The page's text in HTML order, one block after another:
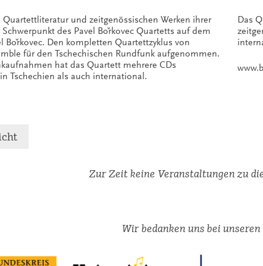
Quartettliteratur und zeitgenössischen Werken ihrer
des Pavel Bořkovec Quartetts auf dem
Bořkovec. Den kompletten Quartettzyklus von
für den Tschechischen Rundfunk aufgenommen.
hat das Quartett mehrere CDs
Tschechien als auch international.
Das
Zur Zeit keine Veranstaltungen zu
Wir bedanken uns bei